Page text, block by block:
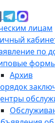
лицам
по
Архив